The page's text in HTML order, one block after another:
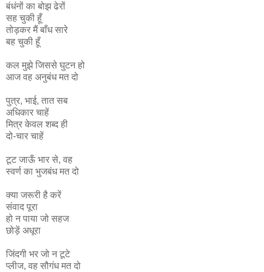
बंधंनों का बोझ ढेरों
सह चुकी हूँ
तोड़कर मैं बाँध सारे
बह चुकी हूँ
कल मुझे जिससे घुटन हो
आज वह अनुबंध मत दो
पुत्र, भाई, तात सब
अधिकार चाहें
मित्र केवल शब्द ही
दो-चार चाहें
टूट जाऊँ भार से, वह
स्वर्ण का भुजबंध मत दो
क्या जरूरी है करें
संवाद पूरा
हो न पाया जो सहज
छोड़ें अधूरा
जिंदगी भर जो न टूटे
प्लीज, वह सौगंध मत दो